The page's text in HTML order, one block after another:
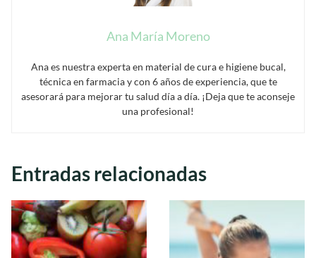
Ana María Moreno
Ana es nuestra experta en material de cura e higiene bucal,
técnica en farmacia y con 6 años de experiencia, que te
asesorará para mejorar tu salud día a día. ¡Deja que te aconseje
una profesional!
Entradas relacionadas